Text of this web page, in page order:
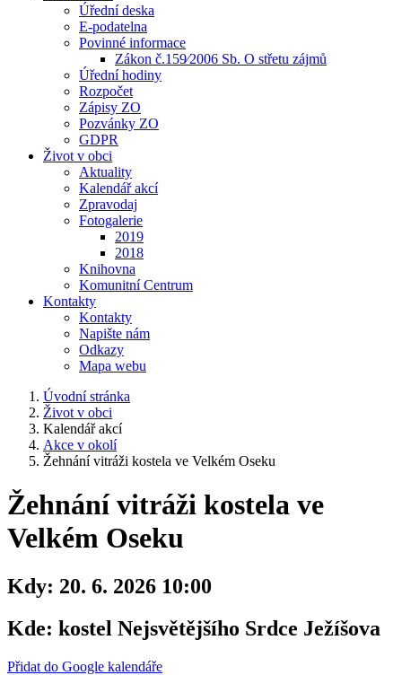
Úřední deska
E-podatelna
Povinné informace
Zákon č.159⁄2006 Sb. O střetu zájmů
Úřední hodiny
Rozpočet
Zápisy ZO
Pozvánky ZO
GDPR
Život v obci
Aktuality
Kalendář akcí
Zpravodaj
Fotogalerie
2019
2018
Knihovna
Komunitní Centrum
Kontakty
Kontakty
Napište nám
Odkazy
Mapa webu
Úvodní stránka
Život v obci
Kalendář akcí
Akce v okolí
Žehnání vitráži kostela ve Velkém Oseku
Žehnání vitráži kostela ve
Velkém Oseku
Kdy: 20. 6. 2026 10:00
Kde: kostel Nejsvětějšího Srdce Ježíšova
Přidat do Google kalendáře